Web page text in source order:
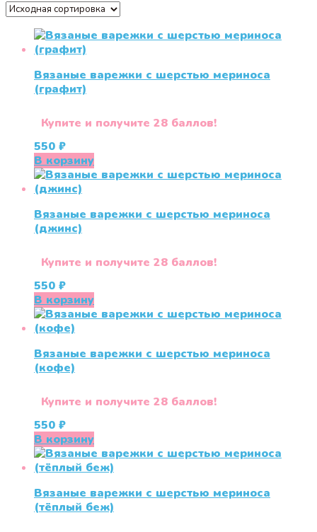
Вязаные варежки c шерстью мериноса
(графит)
Купите и получите 28 баллов!
550 ₽
В корзину
Вязаные варежки c шерстью мериноса
(джинс)
Купите и получите 28 баллов!
550 ₽
В корзину
Вязаные варежки c шерстью мериноса
(кофе)
Купите и получите 28 баллов!
550 ₽
В корзину
Вязаные варежки c шерстью мериноса
(тёплый беж)